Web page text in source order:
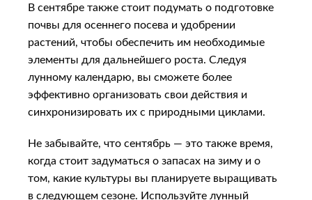
В сентябре также стоит подумать о подготовке
почвы для осеннего посева и удобрении
растений, чтобы обеспечить им необходимые
элементы для дальнейшего роста. Следуя
лунному календарю, вы сможете более
эффективно организовать свои действия и
синхронизировать их с природными циклами.
Не забывайте, что сентябрь — это также время,
когда стоит задуматься о запасах на зиму и о
том, какие культуры вы планируете выращивать
в следующем сезоне. Используйте лунный